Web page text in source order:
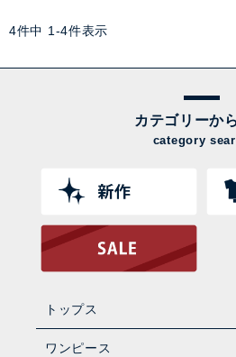
4件中 1 -4件表示
カテゴリーか
category
トップス
ワンピース